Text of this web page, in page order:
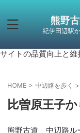
熊野
紀伊田辺駅
サイトの品質向上と
HOME > 中辺路を歩く >
比曽原王子
熊野古道 中辺路ル